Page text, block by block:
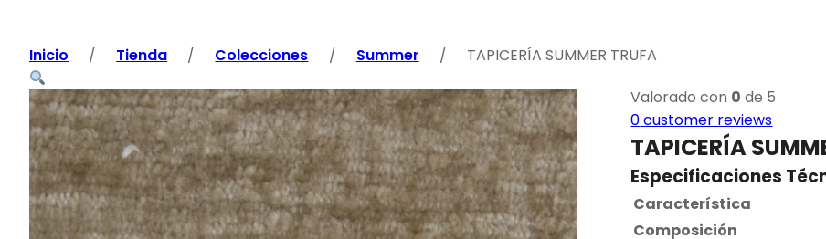
Inicio / Tienda / Colecciones / Summer / TAPICERÍA SUMMER TRUFA
Valorado con 0 de 5
0customer reviews
TAPICERÍA
Especificaciones
Característica
Composición